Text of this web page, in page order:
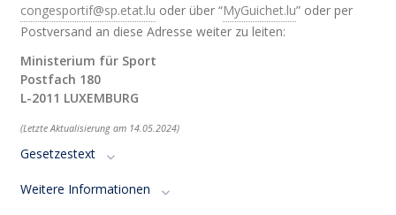
congesportif@sp.etat.lu oder über “MyGuichet.lu” oder per
Postversand an diese Adresse weiter zu leiten:
Ministerium für Sport
Postfach 180
L-2011 LUXEMBURG
(Letzte Aktualisierung am 14.05.2024)
Gesetzestext
Weitere Informationen